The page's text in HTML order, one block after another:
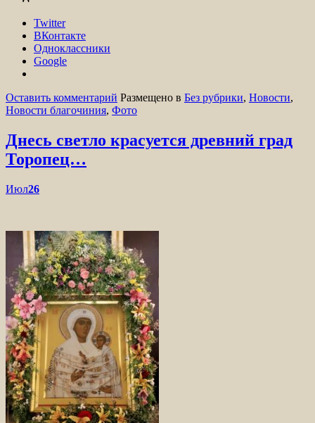
Twitter
ВКонтакте
Одноклассники
Google
Оставить комментарий Размещено в Без рубрики, Новости,
Новости благочиния, Фото
Днесь светло красуется древний град
Торопец…
Июл26